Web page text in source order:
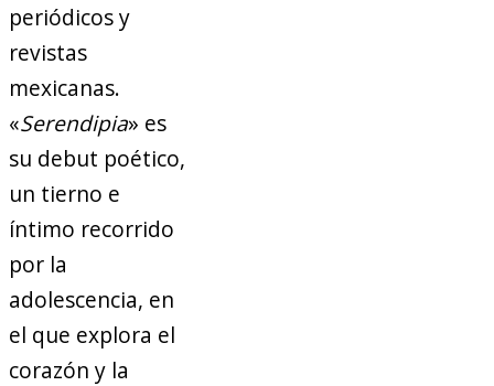
periódicos y
revistas
mexicanas.
«Serendipia» es
su debut poético,
un tierno e
íntimo recorrido
por la
adolescencia, en
el que explora el
corazón y la